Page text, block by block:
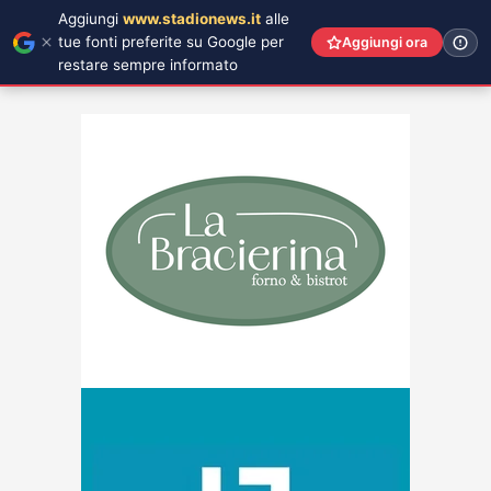
Aggiungi www.stadionews.it alle
tue fonti preferite su Google per
restare sempre informato
Aggiungi ora